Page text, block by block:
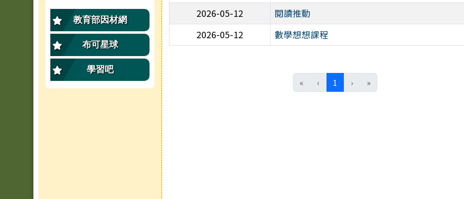
教育部因材網
布可星球
學習吧
2026-05-12
閱讀推動
2026-05-12
數學想想課程
« ‹ 1 (目前頁次)
› »